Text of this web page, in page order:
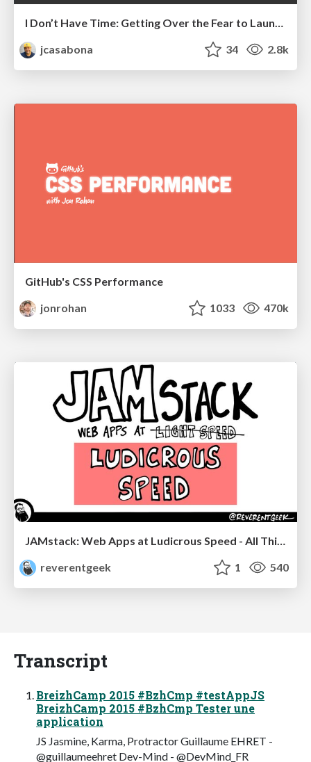
I Don’t Have Time: Getting Over the Fear to Launch Your Podcast
jcasabona
34 2.8k
GitHub's CSS Performance
jonrohan
1033 470k
reverentgeek
1 540
Transcript
BreizhCamp 2015 #BzhCmp #testAppJS
BreizhCamp 2015 #BzhCmp Tester une
application
JS Jasmine, Karma, Protractor Guillaume EHRET -
@guillaumeehret Dev-Mind - @DevMind_FR